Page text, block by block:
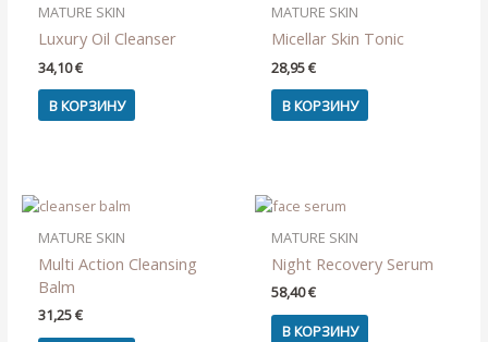
MATURE SKIN
Luxury Oil Cleanser
34,10€
В КОРЗИНУ
MATURE SKIN
Micellar Skin Tonic
28,95€
В КОРЗИНУ
MATURE SKIN
Multi Action Cleansing
Balm
31,25€
MATURE SKIN
Night Recovery Serum
58,40€
В КОРЗИНУ